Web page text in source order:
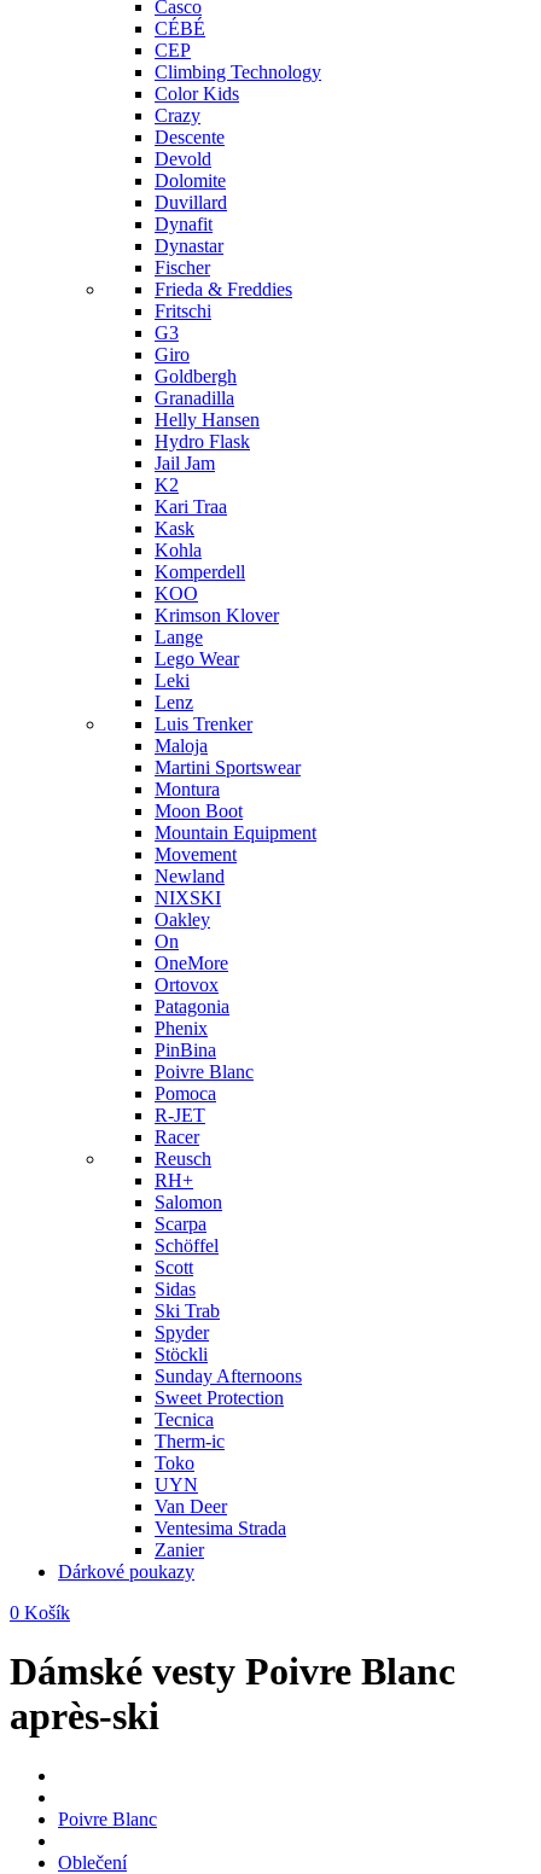
Casco
CÉBÉ
CEP
Climbing Technology
Color Kids
Crazy
Descente
Devold
Dolomite
Duvillard
Dynafit
Dynastar
Fischer
Frieda & Freddies
Fritschi
G3
Giro
Goldbergh
Granadilla
Helly Hansen
Hydro Flask
Jail Jam
K2
Kari Traa
Kask
Kohla
Komperdell
KOO
Krimson Klover
Lange
Lego Wear
Leki
Lenz
Luis Trenker
Maloja
Martini Sportswear
Montura
Moon Boot
Mountain Equipment
Movement
Newland
NIXSKI
Oakley
On
OneMore
Ortovox
Patagonia
Phenix
PinBina
Poivre Blanc
Pomoca
R-JET
Racer
Reusch
RH+
Salomon
Scarpa
Schöffel
Scott
Sidas
Ski Trab
Spyder
Stöckli
Sunday Afternoons
Sweet Protection
Tecnica
Therm-ic
Toko
UYN
Van Deer
Ventesima Strada
Zanier
Dárkové poukazy
0 Košík
Dámské vesty Poivre Blanc
après-ski
Poivre Blanc
Oblečení